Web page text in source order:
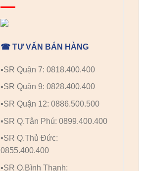
☎ TƯ VẤN BÁN HÀNG
▪️SR Quận 7: 0818.400.400
▪️SR Quận 9: 0828.400.400
▪️SR Quận 12: 0886.500.500
▪️SR Q.Tân Phú: 0899.400.400
▪️SR Q.Thủ Đức:
0855.400.400
▪️SR Q.Bình Thạnh: